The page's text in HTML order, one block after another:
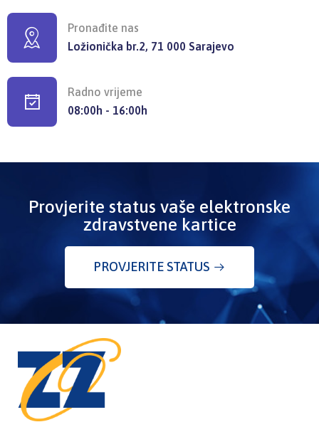
Pronađite nas
Ložionička br.2, 71 000 Sarajevo
Radno vrijeme
08:00h - 16:00h
Provjerite status vaše elektronske
zdravstvene kartice
PROVJERITE STATUS